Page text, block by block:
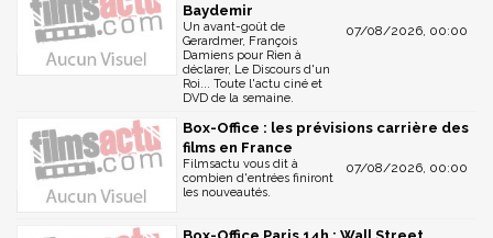
Baydemir
07/08/2026, 00:00
Un avant-goût de
Gerardmer, François
Damiens pour Rien à
déclarer, Le Discours d'un
Roi... Toute l'actu ciné et
DVD de la semaine.
Box-Office : les prévisions carrière des
films en France
07/08/2026, 00:00
Filmsactu vous dit à
combien d'entrées finiront
les nouveautés.